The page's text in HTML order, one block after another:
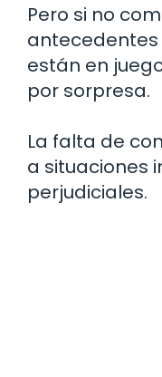
Pero si no
están en
por sorpresa.
La falta de
a situaciones
perjudiciales.